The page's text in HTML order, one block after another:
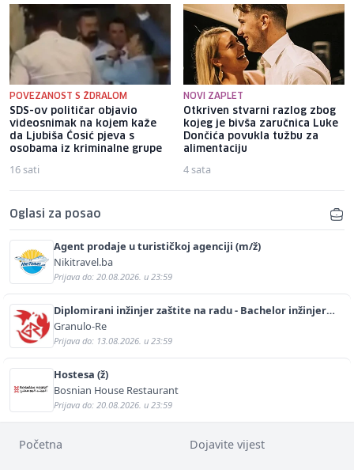
POVEZANOST S ŽDRALOM
SDS-ov političar objavio
videosnimak na kojem kaže
da Ljubiša Ćosić pjeva s
osobama iz kriminalne grupe
16 sati
NOVI ZAPLET
Otkriven stvarni razlog zbog
kojeg je bivša zaručnica Luke
Dončića povukla tužbu za
alimentaciju
4 sata
Oglasi za posao
Agent prodaje u turističkoj agenciji (m/ž)
Nikitravel.ba
Prijava do: 20.08.2026. u 23:59
Diplomirani inžinjer zaštite na radu - Bachelor inžinjer
sigurnosti i pomoći (m/ž)
Granulo-Re
Prijava do: 13.08.2026. u 23:59
Hostesa (ž)
Bosnian House Restaurant
Prijava do: 20.08.2026. u 23:59
Početna Dojavite vijest